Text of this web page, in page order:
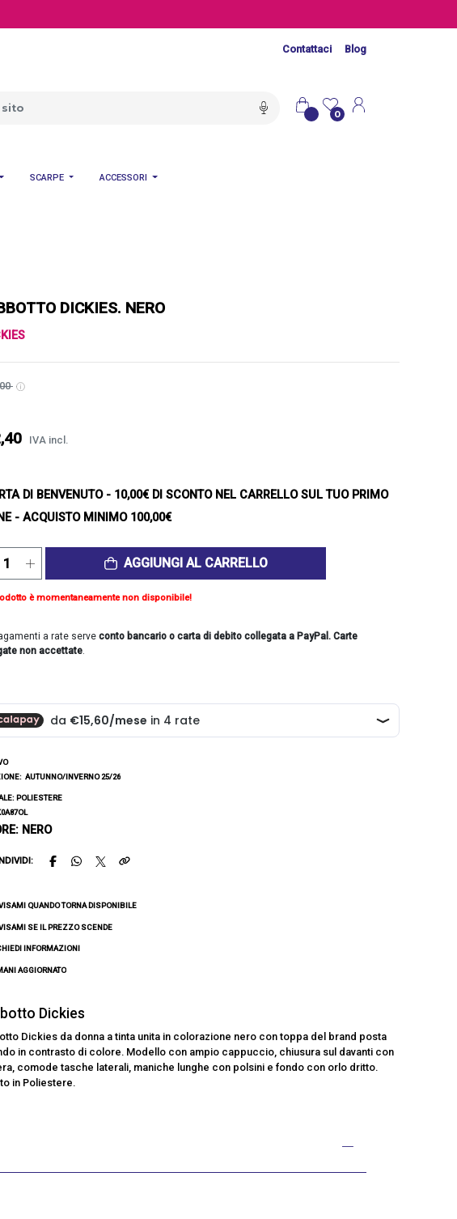
Contattaci Blog
0
SCARPE ACCESSORI
DICKIES. NERO
IVA incl.
DI BENVENUTO- 10,00€ DI SCONTO NEL CARRELLO SUL TUO PRIMO
- ACQUISTO MINIMO 100,00€
AGGIUNGI AL CARRELLO
è momentaneamente non disponibile!
a rate serve conto bancario o carta di debito collegata a PayPal. Carte
non accettate.
AUTUNNO/INVERNO 25/26
POLIESTERE
NERO
QUANDO TORNA DISPONIBILE
SE IL PREZZO SCENDE
INFORMAZIONI
AGGIORNATO
Dickies
Dickies da donna a tinta unita in colorazione nero con toppa del brand posta
in contrasto di colore. Modello con ampio cappuccio, chiusura sul davanti con
comode tasche laterali, maniche lunghe con polsini e fondo con orlo dritto.
in Poliestere.